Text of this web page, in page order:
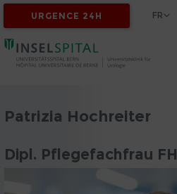
URGENCE 24H FR
Patrizia Hochreiter
Dipl. Pflegefachfrau FH